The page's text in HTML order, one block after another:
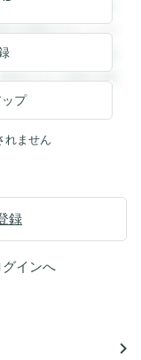
登録すると回答を
を閲覧することが
ができます。登録
録すると回答を閲
プ
れません
録
グインへ
navigate_next